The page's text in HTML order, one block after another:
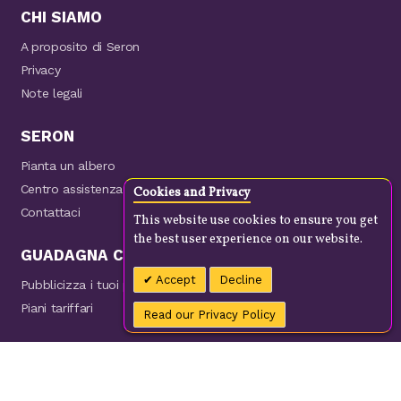
Cookies and Privacy
This website use cookies to ensure you get
the best user experience on our website.
Accept Decline
Read our Privacy Policy
CHI SIAMO
A proposito di Seron
Privacy
Note legali
SERON
Pianta un albero
Centro assistenza
Contattaci
GUADAGNA CON NOI
Pubblicizza i tuoi prodotti
Piani tariffari